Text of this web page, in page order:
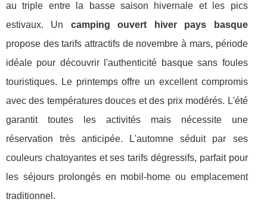
au triple entre la basse saison hivernale et les pics
estivaux. Un camping ouvert hiver pays basque
propose des tarifs attractifs de novembre à mars, période
idéale pour découvrir l'authenticité basque sans foules
touristiques. Le printemps offre un excellent compromis
avec des températures douces et des prix modérés. L'été
garantit toutes les activités mais nécessite une
réservation très anticipée. L'automne séduit par ses
couleurs chatoyantes et ses tarifs dégressifs, parfait pour
les séjours prolongés en mobil-home ou emplacement
traditionnel.